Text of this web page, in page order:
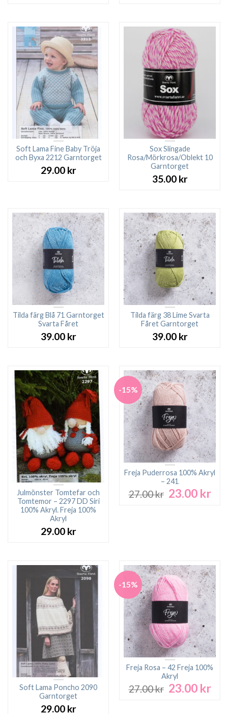
119.00 kr.
Soft Lama Fine Baby Tröja
och Byxa 2212 Garntorget
29.00 kr
Sox Slingade
Rosa/Mörkrosa/Oblekt 10
Garntorget
35.00 kr
Tilda färg Blå 71 Garntorget
Svarta Fåret
39.00 kr
Tilda färg 38 Lime Svarta
Fåret Garntorget
39.00 kr
Julmönster Tomtefar och
Tomtemor – 2297 DD Siri
100% Akryl. Freja 100%
Akryl
29.00 kr
-15%
Freja Puderrosa 100% Akryl
– 241
27.00kr Det
23.00 krDet
Soft Lama Poncho 2090
Garntorget
29.00 kr
-15%
Freja Rosa – 42 Freja 100%
Akryl
27.00kr Det
23.00 krDet